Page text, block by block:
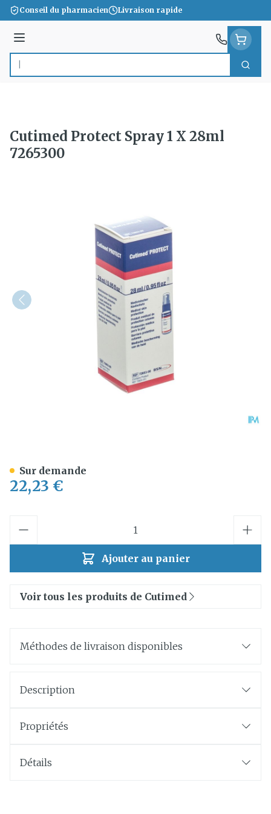
Aller au contenu
Conseil du pharmacien Livraison rapide
Menu
Rechercher
Cutimed Protect Spray 1 X 28ml
7265300
22,23 €
Ajouter au panier
Sur demande
Voir tous les produits de Cutimed
Méthodes de livraison disponibles
Description
Propriétés
Détails